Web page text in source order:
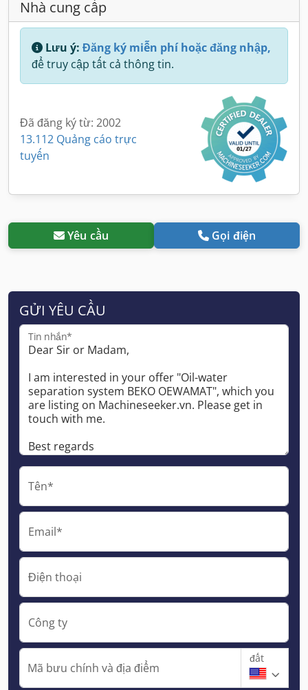
Nhà cung cấp
Lưu ý: Đăng ký miễn phí hoặc đăng nhập,
để truy cập tất cả thông tin.
Đã đăng ký từ: 2002
13.112 Quảng cáo trực
tuyến
Yêu cầu Gọi điện
GỬI YÊU CẦU
Tin nhắn*
Tên*
Email*
Điện thoại
Công ty
Mã bưu chính và địa điểm
đất